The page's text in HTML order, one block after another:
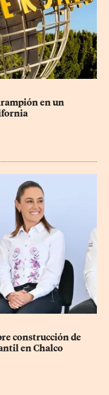
en un
construcción de
en Chalco